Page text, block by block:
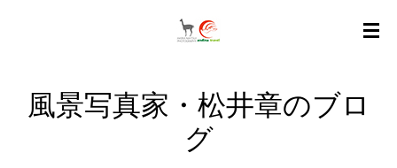
風景写真家・松井章のブロ
グ